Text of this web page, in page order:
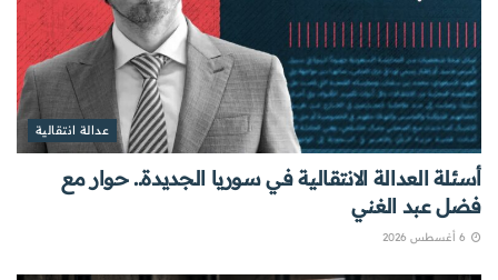
عدالة انتقالية
أسئلة العدالة الانتقالية في سوريا الجديدة.. حوار مع
فضل عبد الغني